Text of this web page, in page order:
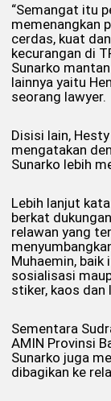
“Semangat itu
memenangkan
cerdas, kuat
kecurangan di
Sunarko
lainnya yaitu
seorang lawyer.
Disisi lain,
mengatakan
Sunarko lebih
Lebih lanjut
berkat
relawan yang
Muhaemin,
sosialisasi
stiker, kaos dan
Sementara
AMIN Provinsi
Sunarko juga
dibagikan ke